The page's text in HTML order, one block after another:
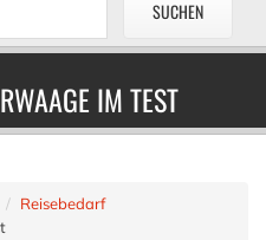
IM TEST
Reisebedarf